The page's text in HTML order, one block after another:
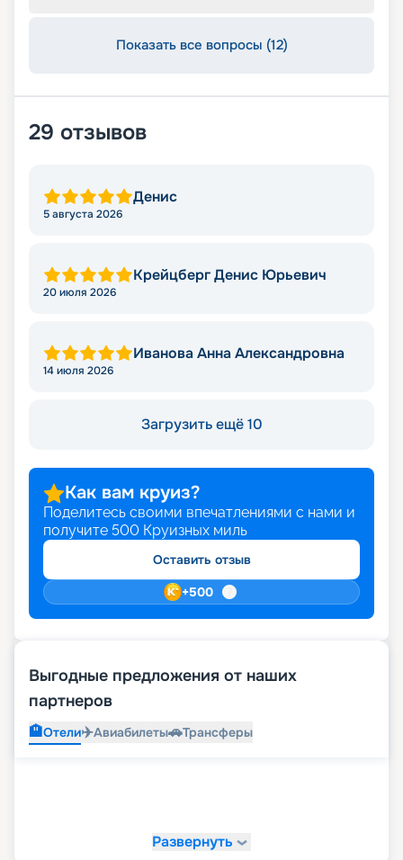
Показать все вопросы (12)
29 отзывов
Денис
5 августа 2026
Крейцберг Денис Юрьевич
20 июля 2026
Иванова Анна Александровна
14 июля 2026
Загрузить ещё 10
Как вам круиз?
Поделитесь своими впечатлениями с нами и
получите 500 Круизных миль
Оставить отзыв
+500
Выгодные предложения от наших
партнеров
🏨Отели✈️Авиабилеты🚗Трансферы
Развернуть